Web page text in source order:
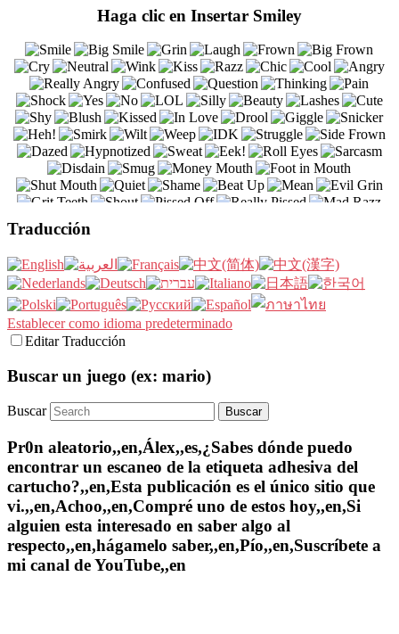
Haga clic en Insertar Smiley
Traducción
Establecer como idioma predeterminado
Editar Traducción
Buscar un juego (ex: mario)
Buscar
Pr0n aleatorio,,en,Álex,,es,¿Sabes dónde puedo
encontrar un escaneo de la etiqueta adhesiva del
cartucho?,,en,Esta publicación es el único sitio que
vi.,,en,Achoo,,en,Compré uno de estos hoy,,en,Si
alguien esta interesado en saber algo al
respecto,,en,hágamelo saber,,en,Pío,,en,Suscríbete a
mi canal de YouTube,,en